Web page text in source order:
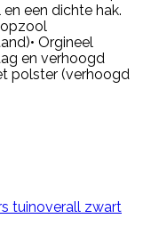
een dichte hak.
Orgineel
en verhoogd
polster (verhoogd